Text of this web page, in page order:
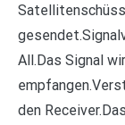
All.Das Signal
den